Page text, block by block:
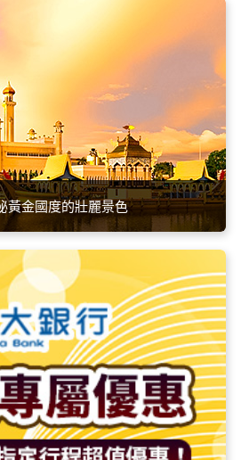
黃金國度的壯麗景色